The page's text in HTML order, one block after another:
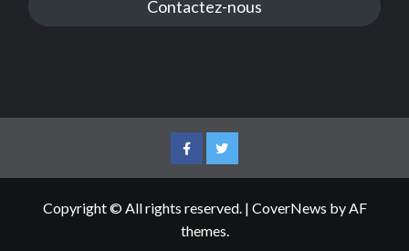
Contactez-nous
FacebookTwitter
Copyright © All rights reserved. | CoverNews by AF
themes.